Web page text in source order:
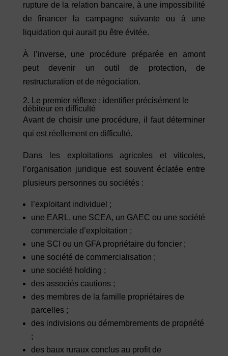
rupture de la relation bancaire, à une impossibilité
de financer la campagne suivante ou à une
liquidation qui aurait pu être évitée.
À l’inverse, une procédure préparée en amont
peut devenir un outil de protection, de
restructuration et de négociation.
2. Le premier réflexe : identifier précisément le
débiteur en difficulté
Avant de choisir une procédure, il faut déterminer
qui est réellement en difficulté.
Dans les exploitations agricoles et viticoles,
l’organisation juridique est souvent éclatée entre
plusieurs personnes ou sociétés :
l’exploitant individuel ;
une EARL, une SCEA, un GAEC ou une société
commerciale d’exploitation ;
une SCI ou un GFA propriétaire du foncier ;
une société de commercialisation ;
une société holding ;
des associés cautions ;
des membres de la famille propriétaires de
parcelles ;
des indivisions ou démembrements de propriété
;
des baux ruraux conclus au profit de